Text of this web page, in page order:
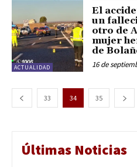
ACTUALIDAD
El
un
otro de
mujer
de
16 de
33 34 35
Últimas Noticias